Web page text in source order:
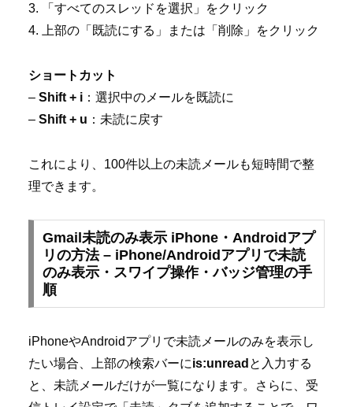
3. 「すべてのスレッドを選択」をクリック
4. 上部の「既読にする」または「削除」をクリック
ショートカット
– Shift + i ：選択中のメールを既読に
– Shift + u ：未読に戻す
これにより、100件以上の未読メールも短時間で整
理できます。
Gmail未読のみ表示 iPhone・Androidアプ
リの方法 – iPhone/Androidアプリで未読
のみ表示・スワイプ操作・バッジ管理の手
順
iPhoneやAndroidアプリで未読メールのみを表示し
たい場合、上部の検索バーにis:unread と入力する
と、未読メールだけが一覧になります。さらに、受